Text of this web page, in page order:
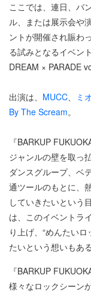
ここでは、連日、バ
ル、または展示会や
ントが開催され賑わ
る試みとなるイベン
DREAM × PARADE
出演は、 MUCC、 ミ
By The Scream。
『BARKUP
ジャンルの壁を取っ
ダンスグループ、ベ
通ツールのもとに、
していきたいという
は、このイベントラ
り上げ、“めんたい
たいという想いもあ
『BARKUP
様々なロックシーン